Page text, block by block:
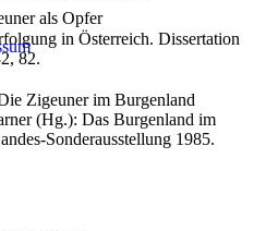
als Opfer
in Österreich. Dissertation
82.
Zigeuner im Burgenland
(Hg.): Das Burgenland im
Sonderausstellung 1985.